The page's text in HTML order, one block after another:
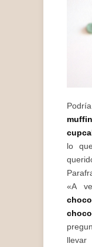
lo
«A
llevar